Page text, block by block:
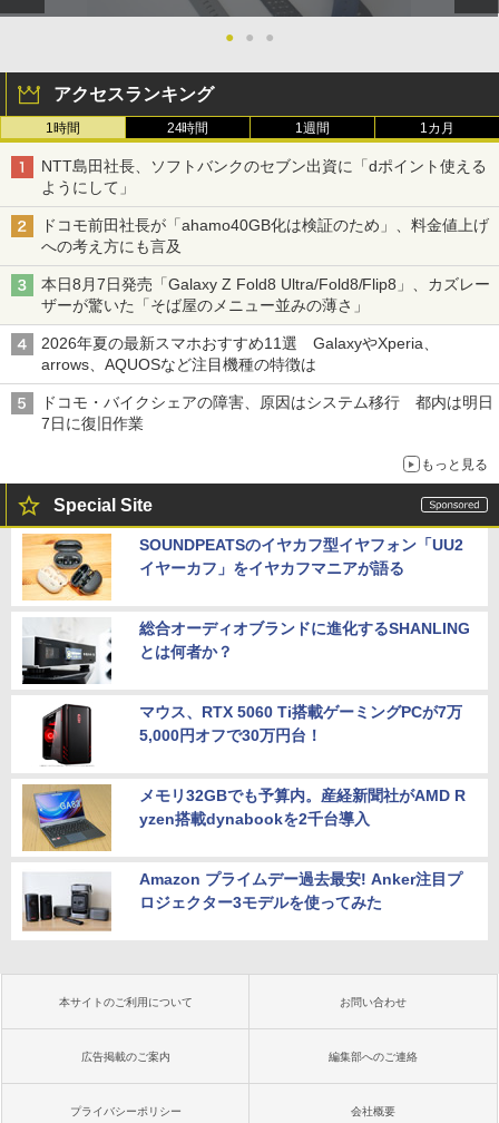
● ● ●
アクセスランキング
1時間 24時間 1週間 1カ月
NTT島田社長、ソフトバンクのセブン出資に「dポイント使える
ようにして」
ドコモ前田社長が「ahamo40GB化は検証のため」、料金値上げ
への考え方にも言及
本日8月7日発売「Galaxy Z Fold8 Ultra/Fold8/Flip8」、カズレー
ザーが驚いた「そば屋のメニュー並みの薄さ」
2026年夏の最新スマホおすすめ11選 GalaxyやXperia、
arrows、AQUOSなど注目機種の特徴は
ドコモ・バイクシェアの障害、原因はシステム移行 都内は明日
7日に復旧作業
もっと見る
Special Site
SOUNDPEATSのイヤカフ型イヤフォン「UU2
イヤーカフ」をイヤカフマニアが語る
総合オーディオブランドに進化するSHANLING
とは何者か？
マウス、RTX 5060 Ti搭載ゲーミングPCが7万
5,000円オフで30万円台！
メモリ32GBでも予算内。産経新聞社がAMD R
yzen搭載dynabookを2千台導入
Amazon プライムデー過去最安! Anker注目プ
ロジェクター3モデルを使ってみた
本サイトのご利用について お問い合わせ
広告掲載のご案内 編集部へのご連絡
プライバシーポリシー 会社概要